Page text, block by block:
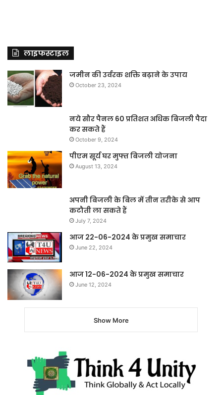
लाइफस्टाइल
जमीन की उर्वरक शक्ति बढ़ाने के उपाय
October 23, 2024
नये सौर पैनल 60 प्रतिशत अधिक बिजली पैदा
कर सकते हैं
October 9, 2024
पीएम सूर्य घर मुफ्त बिजली योजना
August 13, 2024
अपनी बिजली के बिल में तीन तरीके से आप
कटौती ला सकते हैं
July 7, 2024
आज 22-06-2024 के प्रमुख समाचार
June 22, 2024
आज 12-06-2024 के प्रमुख समाचार
June 12, 2024
Show More